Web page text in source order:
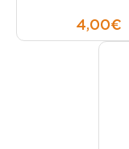
4,00€